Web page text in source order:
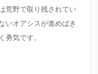
荒野で取り残されてい
いオアシスが進めばき
勇気です。